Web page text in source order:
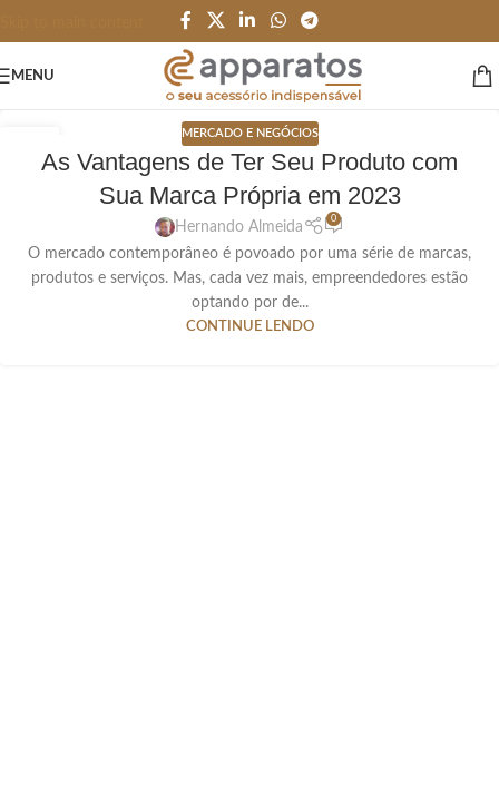
MENU
MERCADO E NEGÓCIOS
As Vantagens de Ter Seu Produto com
Sua Marca Própria em 2023
Hernando Almeida
0
O mercado contemporâneo é povoado por uma série de marcas,
produtos e serviços. Mas, cada vez mais, empreendedores estão
optando por de...
CONTINUE LENDO